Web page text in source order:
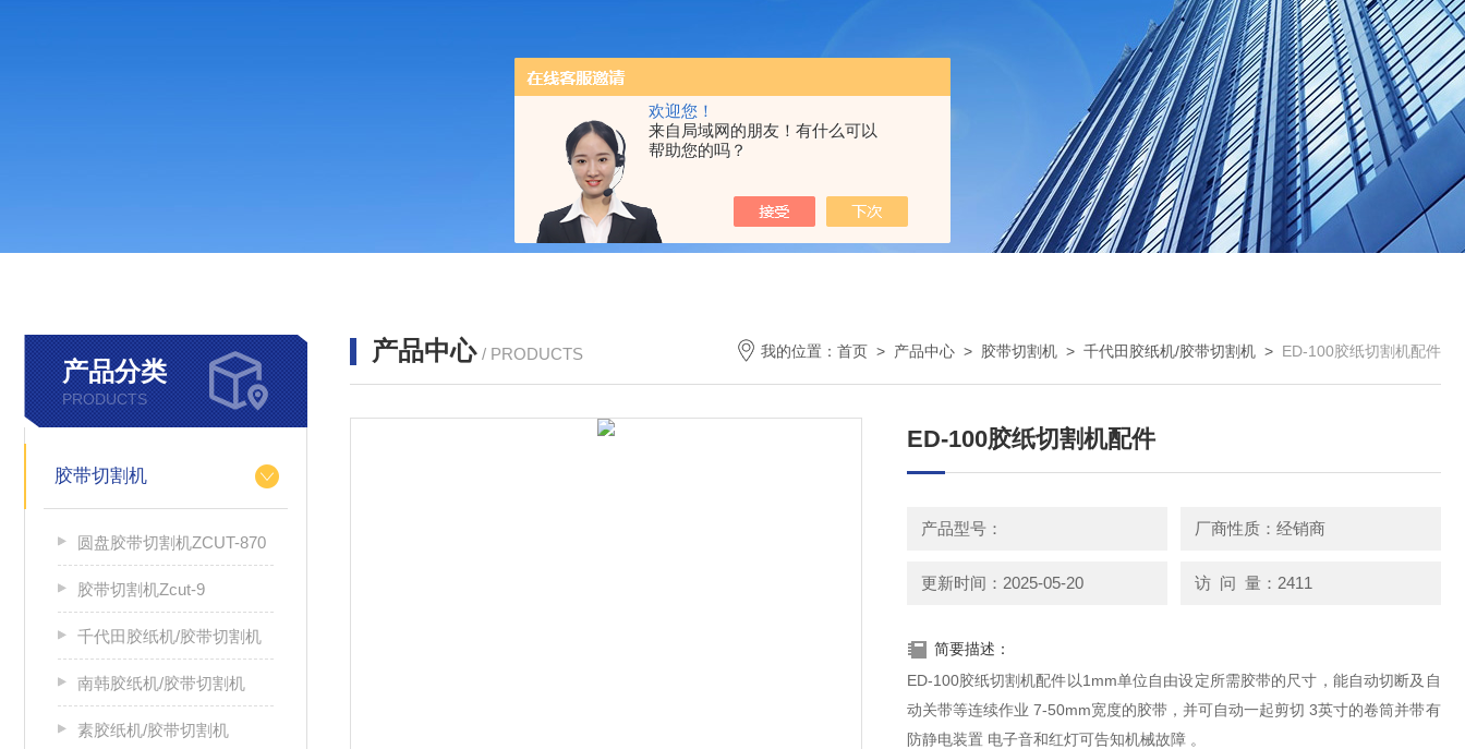
欢迎您！
来自局域网的朋友！有什么可以
帮助您的吗？
产品分类
PRODUCTS
胶带切割机
圆盘胶带切割机ZCUT-870
胶带切割机Zcut-9
千代田胶纸机/胶带切割机
南韩胶纸机/胶带切割机
素胶纸机/胶带切割机
产品中心 / PRODUCTS 我的位置： 首页 > 产品中心 > 胶带切割机 > 千代田胶纸机/胶带切割机 > ED-100胶纸切割机配件
ED-100胶纸切割机配件
产品型号： 厂商性质：经销商
更新时间：2025-05-20 访 问 量：2411
简要描述：
ED-100胶纸切割机配件以1mm单位自由设定所需胶带的尺寸，能自动切断及自
动关带等连续作业 7-50mm宽度的胶带，并可自动一起剪切 3英寸的卷筒并带有
防静电装置 电子音和红灯可告知机械故障 。